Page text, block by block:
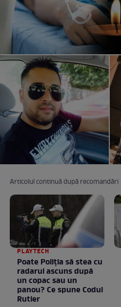
Articolul continuă după recomandări
PLAYTECH
Poate Poliția să stea cu
radarul ascuns după
un copac sau un
panou? Ce spune Codul
Rutier